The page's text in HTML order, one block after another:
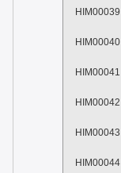
HIM00039
HIM00040
HIM00041
HIM00042
HIM00043
HIM00044